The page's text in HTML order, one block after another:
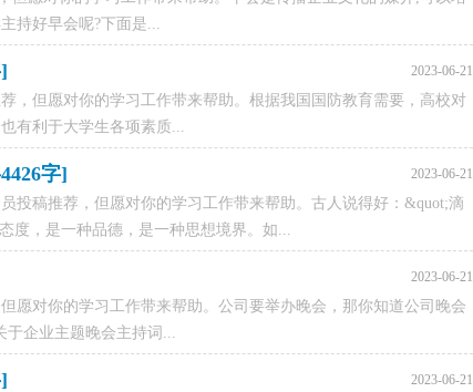
持好早会呢?下面是...
2023-06-21
，但愿对你的学习工作带来帮助。根据我国国防教育需要，高校对
有利于大学生各项素质...
字] 2023-06-21
投稿推荐，但愿对你的学习工作带来帮助。古人说得好：&quot;滴
度，是一种品德，是一种思想境界。如...
2023-06-21
愿对你的学习工作带来帮助。公司要举办晚会，那你知道公司晚会
于企业主题晚会主持词...
2023-06-21